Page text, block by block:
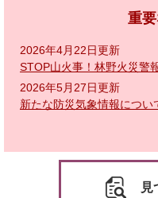
重
2026年4月22日更新
STOP山火事！林野火災警
2026年5月27日更新
新たな防災気象情報につい
見